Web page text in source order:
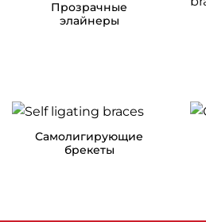
Прозрачные
элайнеры
Самолигирующие
брекеты